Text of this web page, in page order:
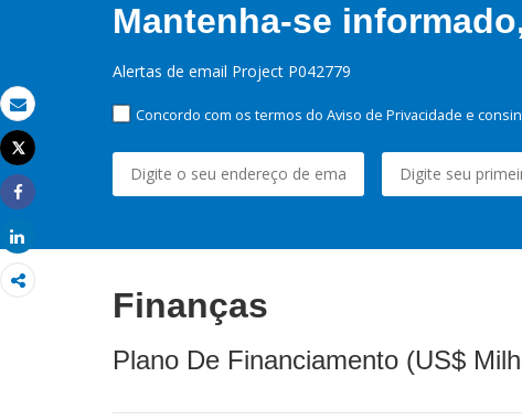
Email
Imprimir
Tweet
Share
Mantenha-se
Alertas de email Project P042779
Concordo com os termos do Aviso de Privacidade e
Finanças
Plano De Financiamento (US$